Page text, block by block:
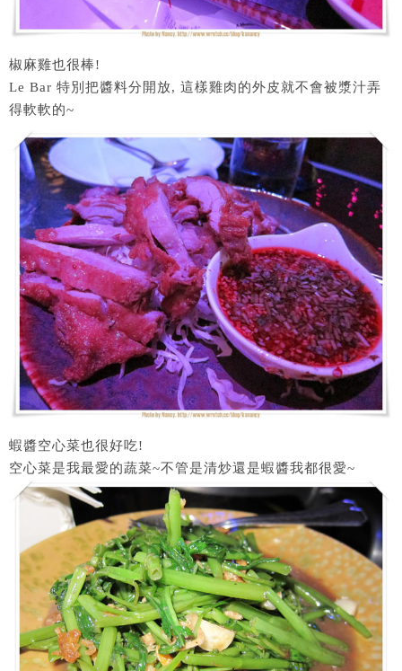
椒麻雞也很棒!
Le Bar 特別把醬料分開放, 這樣雞肉的外皮就不會被漿汁弄
得軟軟的~
蝦醬空心菜也很好吃!
空心菜是我最愛的蔬菜~不管是清炒還是蝦醬我都很愛~